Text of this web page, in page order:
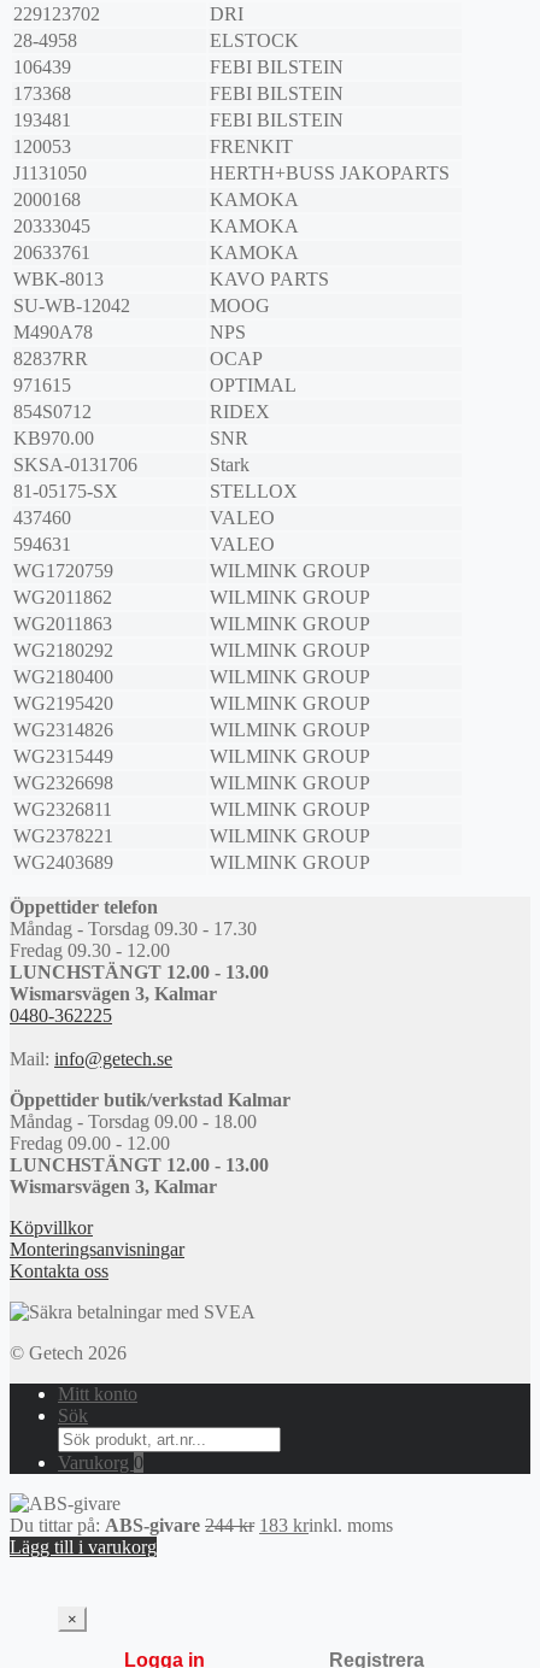
229123702
DRI
28-4958
ELSTOCK
106439
FEBI BILSTEIN
173368
FEBI BILSTEIN
193481
FEBI BILSTEIN
120053
FRENKIT
J1131050
HERTH+BUSS JAKOPARTS
2000168
KAMOKA
20333045
KAMOKA
20633761
KAMOKA
WBK-8013
KAVO PARTS
SU-WB-12042
MOOG
M490A78
NPS
82837RR
OCAP
971615
OPTIMAL
854S0712
RIDEX
KB970.00
SNR
SKSA-0131706
Stark
81-05175-SX
STELLOX
437460
VALEO
594631
VALEO
WG1720759
WILMINK GROUP
WG2011862
WILMINK GROUP
WG2011863
WILMINK GROUP
WG2180292
WILMINK GROUP
WG2180400
WILMINK GROUP
WG2195420
WILMINK GROUP
WG2314826
WILMINK GROUP
WG2315449
WILMINK GROUP
WG2326698
WILMINK GROUP
WG2326811
WILMINK GROUP
WG2378221
WILMINK GROUP
WG2403689
WILMINK GROUP
Öppettider telefon
Måndag - Torsdag 09.30 - 17.30
Fredag 09.30 - 12.00
LUNCHSTÄNGT 12.00 - 13.00
Wismarsvägen 3, Kalmar
0480-362225
Mail: info@getech.se
Öppettider butik/verkstad Kalmar
Måndag - Torsdag 09.00 - 18.00
Fredag 09.00 - 12.00
LUNCHSTÄNGT 12.00 - 13.00
Wismarsvägen 3, Kalmar
Köpvillkor
Monteringsanvisningar
Kontakta oss
© Getech 2026
Mitt konto
Sök
Search
for:
Varukorg 0
Du tittar på: ABS-givare 244kr Det
183 krDet
inkl. moms
Lägg till i varukorg
×
Logga in Registrera